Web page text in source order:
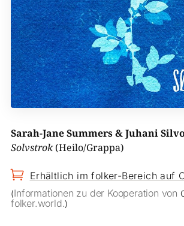
Sarah-Jane Summers & Juhani
Solvstrok(Heilo/Grappa)
 Erhältlich im folker-Bereich auf
(Informationen zu der Kooperation von
folker.world.)